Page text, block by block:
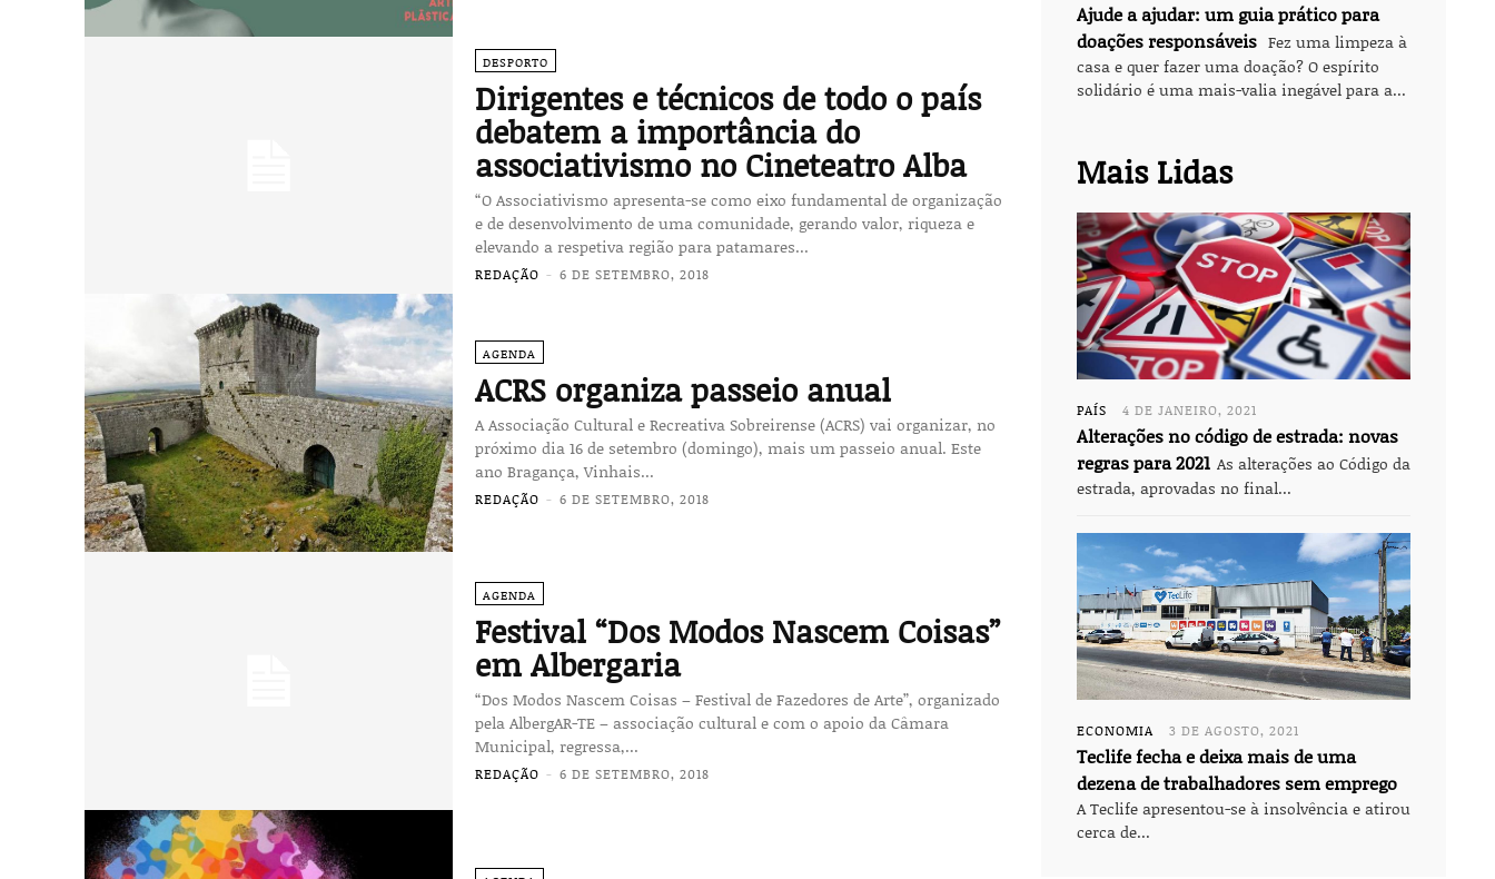
DESPORTO
Dirigentes e técnicos de todo o país
debatem a importância do
associativismo no Cineteatro Alba
“O Associativismo apresenta-se como eixo fundamental de organização
e de desenvolvimento de uma comunidade, gerando valor, riqueza e
elevando a respetiva região para patamares...
REDAÇÃO - 6 DE SETEMBRO, 2018
AGENDA
ACRS organiza passeio anual
A Associação Cultural e Recreativa Sobreirense (ACRS) vai organizar, no
próximo dia 16 de setembro (domingo), mais um passeio anual. Este
ano Bragança, Vinhais...
REDAÇÃO - 6 DE SETEMBRO, 2018
AGENDA
Festival “Dos Modos Nascem Coisas”
em Albergaria
“Dos Modos Nascem Coisas – Festival de Fazedores de Arte”, organizado
pela AlbergAR-TE – associação cultural e com o apoio da Câmara
Municipal, regressa,...
REDAÇÃO - 6 DE SETEMBRO, 2018
Ajude a ajudar: um guia prático para
doações responsáveis Fez uma limpeza à
casa e quer fazer uma doação? O espírito
solidário é uma mais-valia inegável para a...
Mais Lidas
PAÍS 4 DE JANEIRO, 2021
Alterações no código de estrada: novas
regras para 2021 As alterações ao Código da
estrada, aprovadas no final...
ECONOMIA 3 DE AGOSTO, 2021
Teclife fecha e deixa mais de uma
dezena de trabalhadores sem emprego
A Teclife apresentou-se à insolvência e atirou
cerca de...